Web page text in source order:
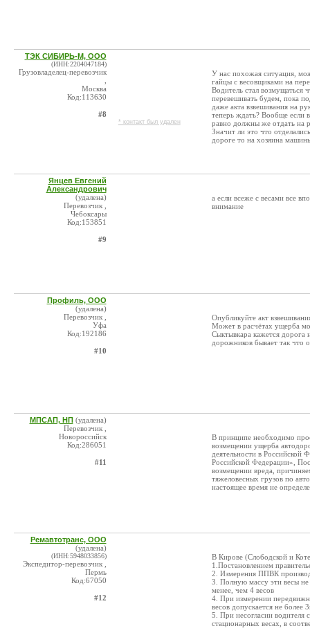
ТЭК СИБИРЬ-М, ООО
(ИНН:2204047184)
Грузовладелец-перевозчик
Москва
Код:113630
#8
* контакт был удален
У нас похожая ситуация,
гайцы с весовщиками на
Водитель стал возмущаться
перевешивать будем, пока
даже акта взвешивания на
теперь ждать? Вообще если
равно должны же отдать на
Значит ли это что
дороге то на хозяина
Янцев Евгений
Александрович
(удалена)
Перевозчик ,
Чебоксары
Код:153851
#9
а если всеже с весами все
внимание
Профиль, ООО
(удалена)
Перевозчик ,
Уфа
Код:192186
#10
Опубликуйте акт
Может в расчётах ущерба
Сыктывкара кажется дорога
дорожников бывает так что
МПСАП, НП (удалена)
Перевозчик ,
Новороссийск
Код:286051
#11
В принципе необходимо
возмещении ущерба
деятельности в Российской
Российской Федерации»,
возмещении вреда,
тяжеловесных грузов по
настоящее время не
Ремавтотранс, ООО
(удалена)
(ИНН:5948033856)
Экспедитор-перевозчик ,
Пермь
Код:67050
#12
В Кирове (Слободской и
1.Постановлением
2. Измерения ППВК
3. Полную массу эти весы
менее, чем 4 весов
4. При измерении
весов допускается не
5. При несогласии водителя
стационарных весах, в